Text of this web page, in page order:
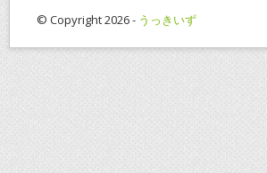
© Copyright 2026 - うっきいず